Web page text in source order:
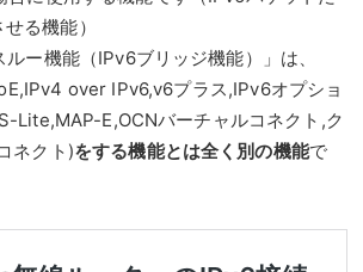
る機能）
ルー機能（IPv6ブリッジ機能）」は、
over IPv6,v6プラス,IPv6オプショ
Lite,MAP-E,OCNバーチャルコネクト,ク
ネクト)をする機能とは全く別の機能で